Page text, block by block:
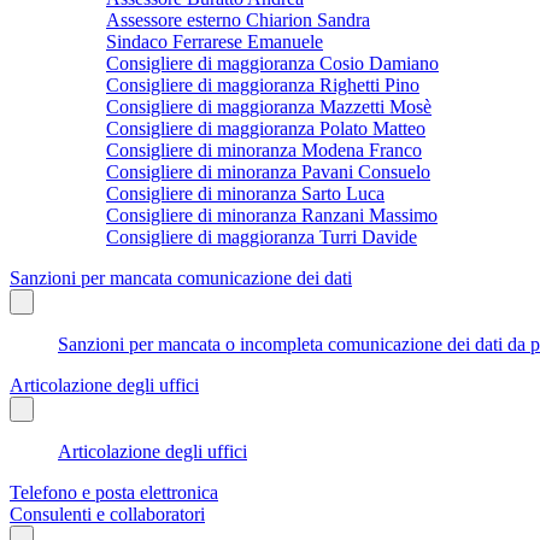
Assessore esterno Chiarion Sandra
Sindaco Ferrarese Emanuele
Consigliere di maggioranza Cosio Damiano
Consigliere di maggioranza Righetti Pino
Consigliere di maggioranza Mazzetti Mosè
Consigliere di maggioranza Polato Matteo
Consigliere di minoranza Modena Franco
Consigliere di minoranza Pavani Consuelo
Consigliere di minoranza Sarto Luca
Consigliere di minoranza Ranzani Massimo
Consigliere di maggioranza Turri Davide
Sanzioni per mancata comunicazione dei dati
Sanzioni per mancata o incompleta comunicazione dei dati
Articolazione degli uffici
Articolazione degli uffici
Telefono e posta elettronica
Consulenti e collaboratori